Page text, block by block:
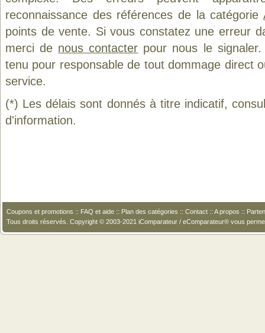
reconnaissance des références de la catégorie
points de vente. Si vous constatez une erreur
merci de nous contacter pour nous le
tenu pour responsable de tout dommage direct
service.
(*) Les délais sont donnés à titre indicatif,
d'information.
Coupons et promotions :: FAQ et aide :: Plan des catégories :: Contact :: A propos ::
Tous droits réservés. Copyright © 2003-2021 iComparateur / eComparateur® vous